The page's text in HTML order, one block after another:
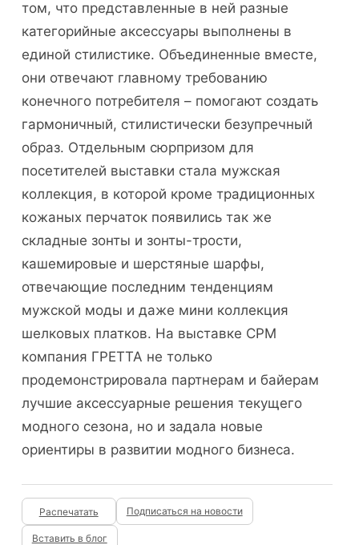
том, что представленные в ней разные
категорийные аксессуары выполнены в
единой стилистике. Объединенные вместе,
они отвечают главному требованию
конечного потребителя – помогают создать
гармоничный, стилистически безупречный
образ. Отдельным сюрпризом для
посетителей выставки стала мужская
коллекция, в которой кроме традиционных
кожаных перчаток появились так же
складные зонты и зонты-трости,
кашемировые и шерстяные шарфы,
отвечающие последним тенденциям
мужской моды и даже мини коллекция
шелковых платков. На выставке CPM
компания ГРЕТТА не только
продемонстрировала партнерам и байерам
лучшие аксессуарные решения текущего
модного сезона, но и задала новые
ориентиры в развитии модного бизнеса.
Подписаться на новости
Вставить в блог